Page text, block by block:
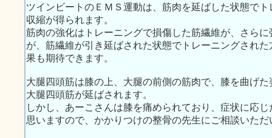
ツインビートのＥＭＳ運動は、筋肉を延ばした状態で
収縮が得られます。
筋肉の強化はトレーニングで損傷した筋繊維が、さら
が、筋繊維が引き延ばされた状態でトレーニングされ
果も期待できます。
大腿四頭筋は膝の上、大腿の前側の筋肉で、膝を曲げ
大腿四頭筋が延ばされます。
しかし、あーこさんは膝を痛められており、症状に応
思いますので、かかりつけの整骨の先生にご相談いた